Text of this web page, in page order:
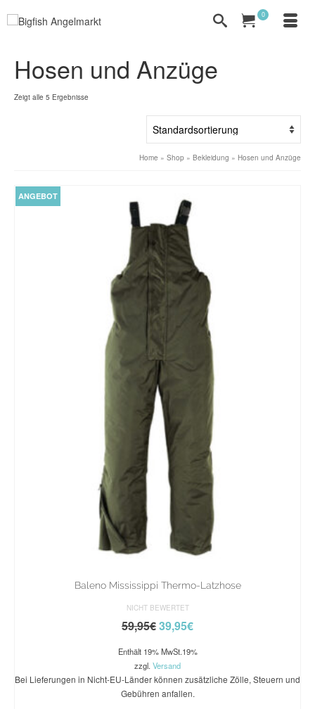
0
Hosen und Anzüge
Zeigt alle 5 Ergebnisse
Home » Shop » Bekleidung » Hosen und Anzüge
ANGEBOT
Baleno Mississippi Thermo-Latzhose
NICHT BEWERTET
59,95€39,95€
Enthält 19% MwSt.19%
zzgl. Versand
Bei Lieferungen in Nicht-EU-Länder können zusätzliche Zölle, Steuern und
Gebühren anfallen.